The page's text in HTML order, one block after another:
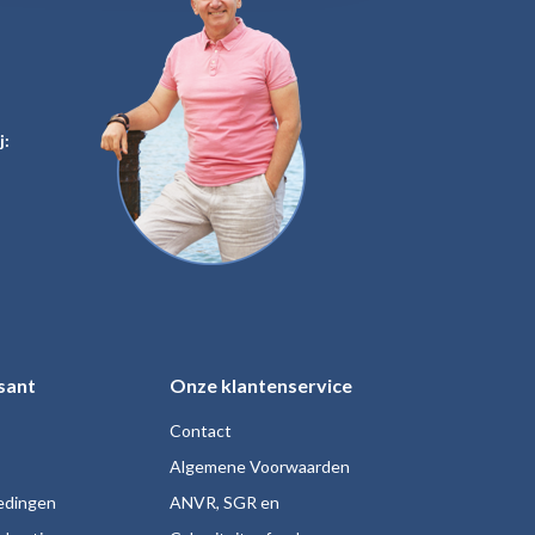
Onze klantenservice
Contact
Algemene Voorwaarden
ANVR, SGR en